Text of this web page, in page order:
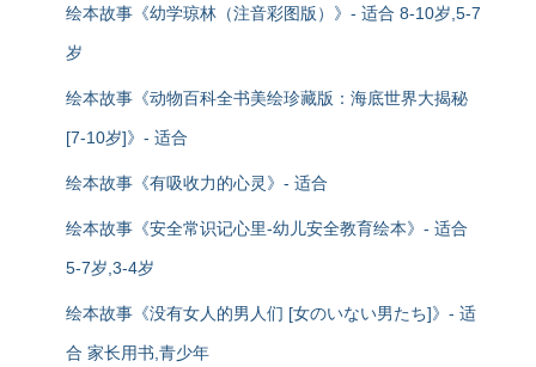
绘本故事《幼学琼林（注音彩图版）》- 适合 8-10岁,5-7
岁
绘本故事《动物百科全书美绘珍藏版：海底世界大揭秘
[7-10岁]》- 适合
绘本故事《有吸收力的心灵》- 适合
绘本故事《安全常识记心里-幼儿安全教育绘本》- 适合
5-7岁,3-4岁
绘本故事《没有女人的男人们 [女のいない男たち]》- 适
合 家长用书,青少年